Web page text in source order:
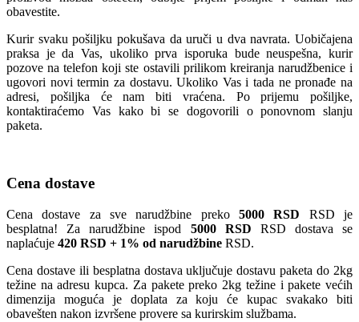
obavestite.
Kurir svaku pošiljku pokušava da uruči u dva navrata. Uobičajena
praksa je da Vas, ukoliko prva isporuka bude neuspešna, kurir
pozove na telefon koji ste ostavili prilikom kreiranja narudžbenice i
ugovori novi termin za dostavu. Ukoliko Vas i tada ne pronađe na
adresi, pošiljka će nam biti vraćena. Po prijemu pošiljke,
kontaktiraćemo Vas kako bi se dogovorili o ponovnom slanju
paketa.
Cena dostave
Cena dostave za sve narudžbine preko 5000 RSD RSD je
besplatna! Za narudžbine ispod 5000 RSD RSD dostava se
naplaćuje 420 RSD + 1% od narudžbine RSD.
Cena dostave ili besplatna dostava uključuje dostavu paketa do 2kg
težine na adresu kupca. Za pakete preko 2kg težine i pakete većih
dimenzija moguća je doplata za koju će kupac svakako biti
obavešten nakon izvršene provere sa kurirskim službama.